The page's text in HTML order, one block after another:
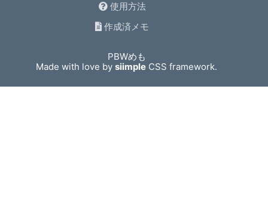
使用方法
作成済メモ
PBWめも
Made with love bysiimple CSS framework.